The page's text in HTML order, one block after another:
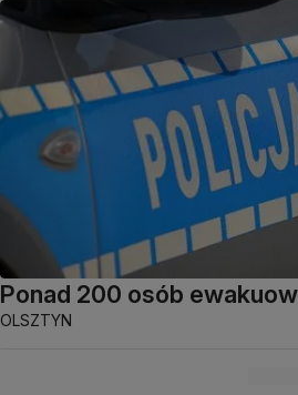
Ponad 200 osób
OLSZTYN